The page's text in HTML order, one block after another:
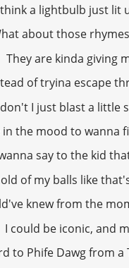
a lightbulb just lit
about those
They are kinda giving
of tryina escape
I just blast a little
in the mood to wanna
say to the kid
of my balls like
knew from the
I could be iconic, and
to Phife Dawg from a